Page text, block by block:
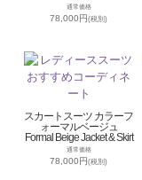
通常価格
78,000円(税別)
スカートスーツ カラーフ
ォーマルベージュ
Formal Beige Jacket & Skirt
通常価格
78,000円(税別)